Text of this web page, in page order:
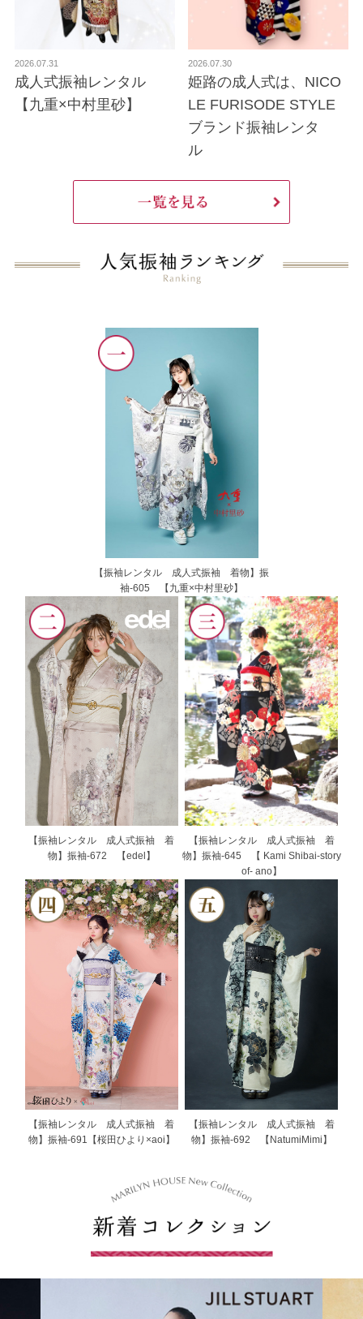
2026.07.31
成人式振袖レンタル
【九重×中村里砂】
2026.07.30
姫路の成人式は、NICO
LE FURISODE STYLE
ブランド振袖レンタ
ル
【振袖レンタル 成人式振袖 着物】振
袖-605 【九重×中村里砂】
【振袖レンタル 成人式振袖 着
物】振袖-672 【edel】
【振袖レンタル 成人式振袖 着
物】振袖-645 【 Kami Shibai-story
of- ano】
【振袖レンタル 成人式振袖 着
物】振袖-691【桜田ひより×aoi】
【振袖レンタル 成人式振袖 着
物】振袖-692 【NatumiMimi】